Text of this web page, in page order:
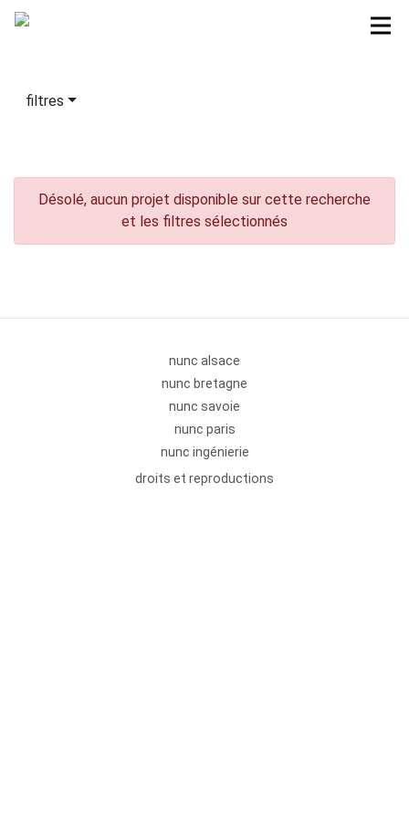
filtres
Désolé, aucun projet disponible sur cette recherche
et les filtres sélectionnés
nunc alsace
nunc bretagne
nunc savoie
nunc paris
nunc ingénierie
droits et reproductions